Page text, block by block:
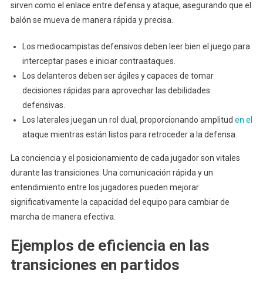
sirven como el enlace entre defensa y ataque, asegurando que el
balón se mueva de manera rápida y precisa.
Los mediocampistas defensivos deben leer bien el juego para
interceptar pases e iniciar contraataques.
Los delanteros deben ser ágiles y capaces de tomar
decisiones rápidas para aprovechar las debilidades
defensivas.
Los laterales juegan un rol dual, proporcionando amplitud en el
ataque mientras están listos para retroceder a la defensa.
La conciencia y el posicionamiento de cada jugador son vitales
durante las transiciones. Una comunicación rápida y un
entendimiento entre los jugadores pueden mejorar
significativamente la capacidad del equipo para cambiar de
marcha de manera efectiva.
Ejemplos de eficiencia en las
transiciones en partidos